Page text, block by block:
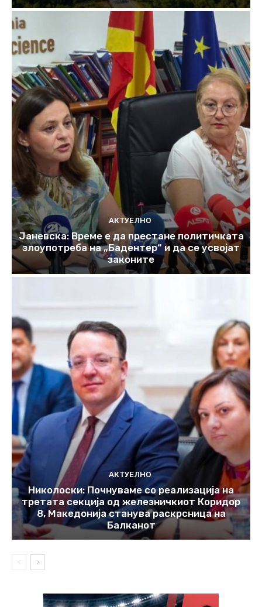
АКТУЕЛНО
Јаневска: Време е да престане политичката
злоупотреба на „Бадентер“ и да се усвојат
законите
АКТУЕЛНО
Николоски: Почнуваме со реализација на
третата секција од железничкиот Коридор
8, Македонија станува раскрсница на
Балканот